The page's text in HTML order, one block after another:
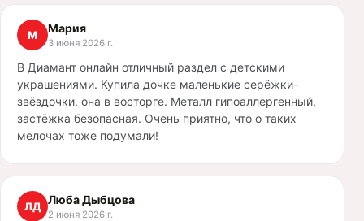
М Мария
3 июня 2026 г.
В Диамант онлайн отличный раздел с детскими
украшениями. Купила дочке маленькие серёжки-
звёздочки, она в восторге. Металл гипоаллергенный,
застёжка безопасная. Очень приятно, что о таких
мелочах тоже подумали!
ЛД Люба Дыбцова
2 июня 2026 г.